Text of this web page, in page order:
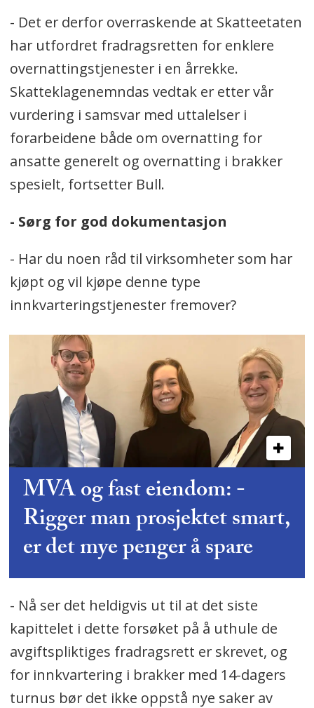
- Det er derfor overraskende at Skatteetaten
har utfordret fradragsretten for enklere
overnattingstjenester i en årrekke.
Skatteklagenemndas vedtak er etter vår
vurdering i samsvar med uttalelser i
forarbeidene både om overnatting for
ansatte generelt og overnatting i brakker
spesielt, fortsetter Bull.
- Sørg for god dokumentasjon
- Har du noen råd til virksomheter som har
kjøpt og vil kjøpe denne type
innkvarteringstjenester fremover?
MVA og fast eiendom: -
Rigger man prosjektet smart,
er det mye penger å spare
- Nå ser det heldigvis ut til at det siste
kapittelet i dette forsøket på å uthule de
avgiftspliktiges fradragsrett er skrevet, og
for innkvartering i brakker med 14-dagers
turnus bør det ikke oppstå nye saker av